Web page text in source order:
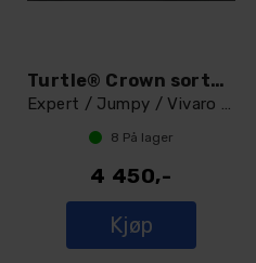
Turtle® Crown sorte Takrails L3
Expert / Jumpy / Vivaro / Proace 2016 +
8 På lager
4 450,-
Kjøp